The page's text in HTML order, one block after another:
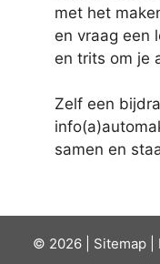
met het
en vraag een
en trits om je
Zelf een
samen en
© 2026 | Sitemap|